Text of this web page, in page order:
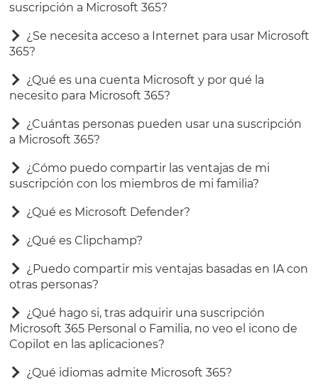
suscripción a Microsoft 365?
¿Se necesita acceso a Internet para usar Microsoft
365?
¿Qué es una cuenta Microsoft y por qué la
necesito para Microsoft 365?
¿Cuántas personas pueden usar una suscripción
a Microsoft 365?
¿Cómo puedo compartir las ventajas de mi
suscripción con los miembros de mi familia?
¿Qué es Microsoft Defender?
¿Qué es Clipchamp?
¿Puedo compartir mis ventajas basadas en IA con
otras personas?
¿Qué hago si, tras adquirir una suscripción
Microsoft 365 Personal o Familia, no veo el icono de
Copilot en las aplicaciones?
¿Qué idiomas admite Microsoft 365?